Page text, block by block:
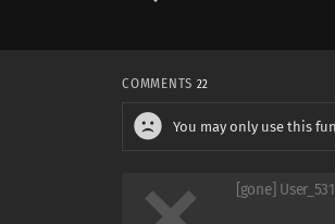
COMMENTS 22
You may only use this
[gone]